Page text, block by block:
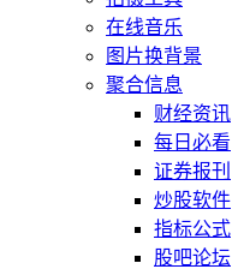
在线音乐
图片换背景
聚合信息
财经资讯
每日必看
证券报刊
炒股软件
指标公式
股吧论坛